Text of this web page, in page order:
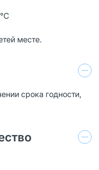
месте.
срока годности,